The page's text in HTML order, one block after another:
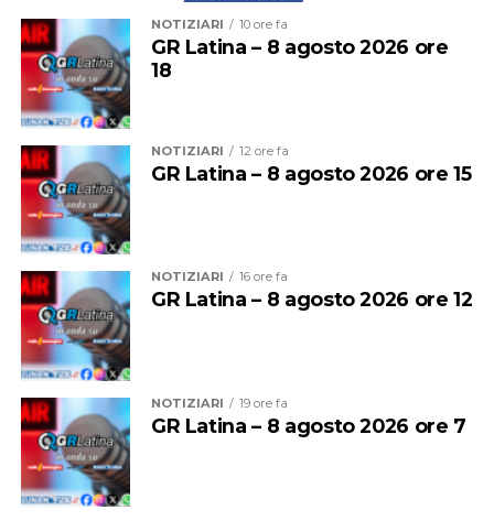
Il provvedimento disciplina anche la somministrazione
di bevande alcoliche e le attività di intrattenimento
musicale e danzante, con l’obiettivo di prevenire
situazioni di criticità legate agli assembramenti e
all’utilizzo improprio delle spiagge.
Per entrambe le giornate sarà quindi vietato
campeggiare e accendere fuochi o falò
spiagge del litorale comunale.
NOTIZIARI 10 ore fa
GR Latina – 8 agosto 2026 ore
18
NOTIZIARI 12 ore fa
GR Latina – 8 agosto 2026 ore 15
NOTIZIARI 16 ore fa
GR Latina – 8 agosto 2026 ore 12
NOTIZIARI 19 ore fa
GR Latina – 8 agosto 2026 ore 7